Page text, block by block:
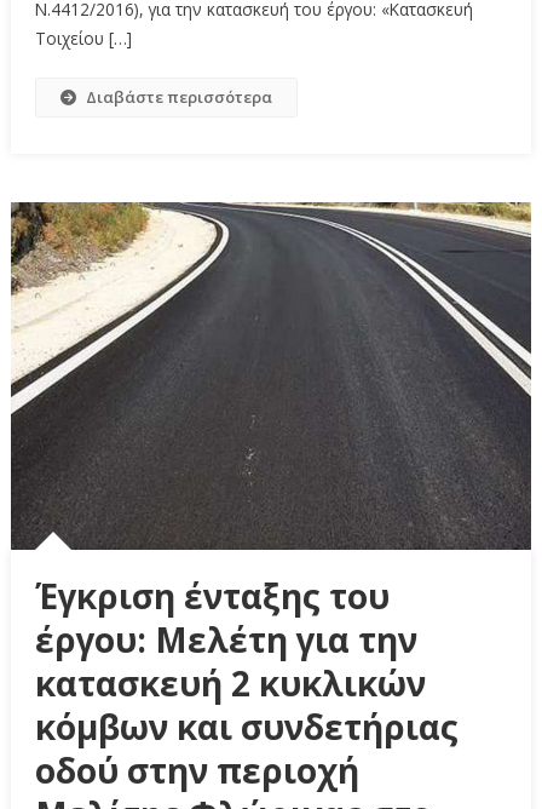
Ν.4412/2016), για την κατασκευή του έργου: «Κατασκευή
Τοιχείου […]
Διαβάστε περισσότερα
Έγκριση ένταξης του
έργου: Μελέτη για την
κατασκευή 2 κυκλικών
κόμβων και συνδετήριας
οδού στην περιοχή